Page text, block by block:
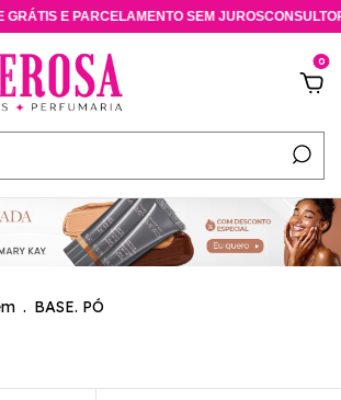
PARCELAMENTO SEM JUROSCONSULTORA
0
. BASE. PÓ